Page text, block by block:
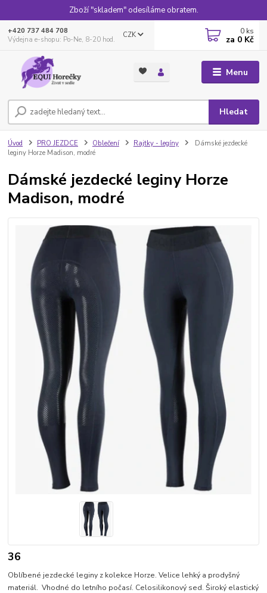
Zboží "skladem" odesíláme obratem.
Menu
CZK
Hledat
+420 737 484 708
Výdejna e-shopu: Po-Ne, 8-20 hod.
0 ks
za 0 Kč
Úvod PRO JEZDCE Oblečení Rajtky - legíny
Dámské jezdecké
leginy Horze Madison, modré
Dámské jezdecké leginy Horze
Madison, modré
36
Oblíbené jezdecké leginy z kolekce Horze. Velice lehký a prodyšný
materiál. Vhodné do letního počasí. Celosilikonový sed. Široký elastický